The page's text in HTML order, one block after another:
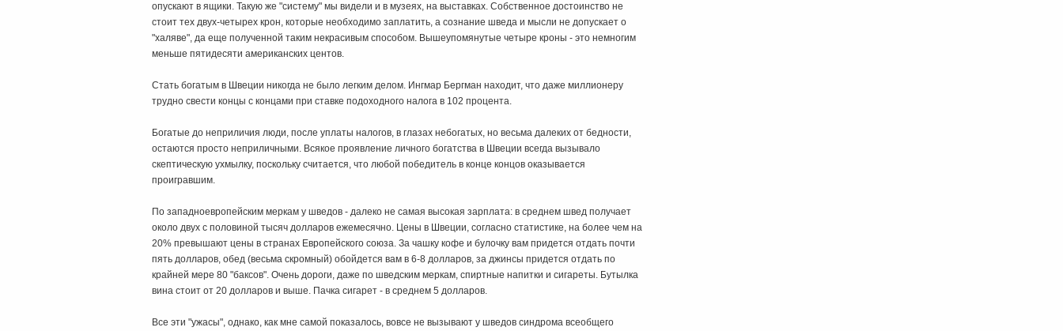
опускают в ящики. Такую же "систему" мы видели и в музеях, на выставках. Собственное достоинство не
стоит тех двух-четырех крон, которые необходимо заплатить, а сознание шведа и мысли не допускает о
"халяве", да еще полученной таким некрасивым способом. Вышеупомянутые четыре кроны - это немногим
меньше пятидесяти американских центов.
Стать богатым в Швеции никогда не было легким делом. Ингмар Бергман находит, что даже миллионеру
трудно свести концы с концами при ставке подоходного налога в 102 процента.
Богатые до неприличия люди, после уплаты налогов, в глазах небогатых, но весьма далеких от бедности,
остаются просто неприличными. Всякое проявление личного богатства в Швеции всегда вызывало
скептическую ухмылку, поскольку считается, что любой победитель в конце концов оказывается
проигравшим.
По западноевропейским меркам у шведов - далеко не самая высокая зарплата: в среднем швед получает
около двух с половиной тысяч долларов ежемесячно. Цены в Швеции, согласно статистике, на более чем на
20% превышают цены в странах Европейского союза. За чашку кофе и булочку вам придется отдать почти
пять долларов, обед (весьма скромный) обойдется вам в 6-8 долларов, за джинсы придется отдать по
крайней мере 80 "баксов". Очень дороги, даже по шведским меркам, спиртные напитки и сигареты. Бутылка
вина стоит от 20 долларов и выше. Пачка сигарет - в среднем 5 долларов.
Все эти "ужасы", однако, как мне самой показалось, вовсе не вызывают у шведов синдрома всеобщего